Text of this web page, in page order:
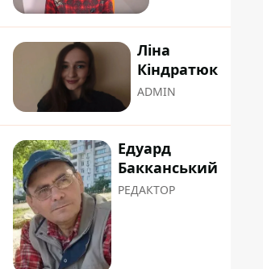
Ліна
Кіндратюк
ADMIN
Едуард
Бакканський
РЕДАКТОР